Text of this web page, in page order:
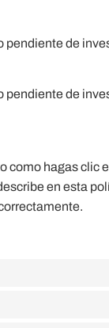
pendiente de
pendiente de
como hagas clic
en esta